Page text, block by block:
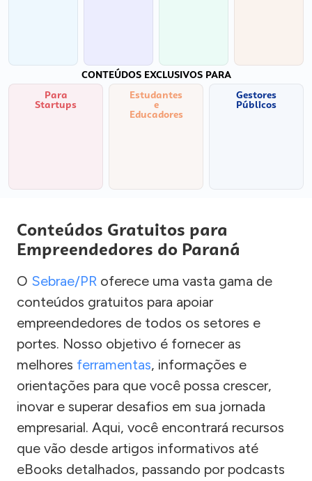
CONTEÚDOS EXCLUSIVOS PARA
Para
Startups
Estudantes
e
Educadores
Gestores
Públicos
Conteúdos Gratuitos para
Empreendedores do Paraná
O Sebrae/PR oferece uma vasta gama de
conteúdos gratuitos para apoiar
empreendedores de todos os setores e
portes. Nosso objetivo é fornecer as
melhores ferramentas, informações e
orientações para que você possa crescer,
inovar e superar desafios em sua jornada
empresarial. Aqui, você encontrará recursos
que vão desde artigos informativos até
eBooks detalhados, passando por podcasts